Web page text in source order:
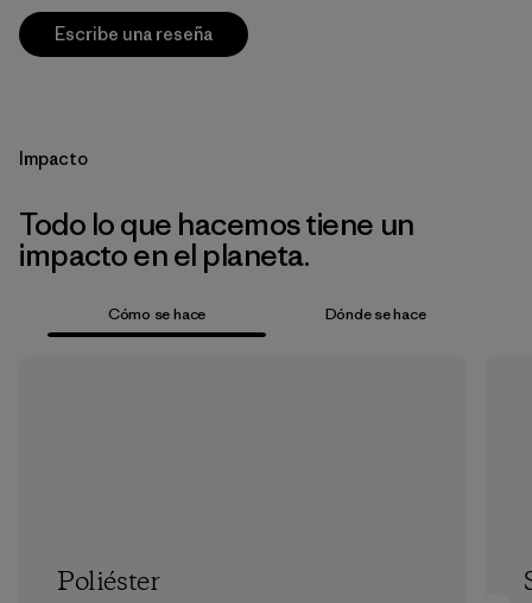
Escribe una reseña
Impacto
Todo lo que hacemos tiene un
impacto en el planeta.
Cómo se hace Dónde se hace
Poliéster